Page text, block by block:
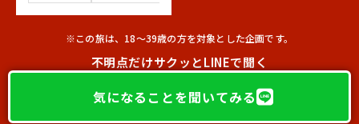
※この旅は、18〜39歳の方を対象とした企画です。
不明点だけサクッとLINEで聞く
気になることを聞いてみる